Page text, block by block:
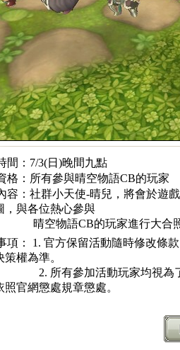
間： 7/3(日)晚間九點
格： 所有參與晴空物語CB的玩家
容： 社群小天使-晴兒，將會於遊
，與各位熱心參與
語CB的玩家進行大合照，
項： 1. 官方保留活動隨時修改條
權為準。
參加活動玩家均視為了解並
照官網懲處規章懲處。